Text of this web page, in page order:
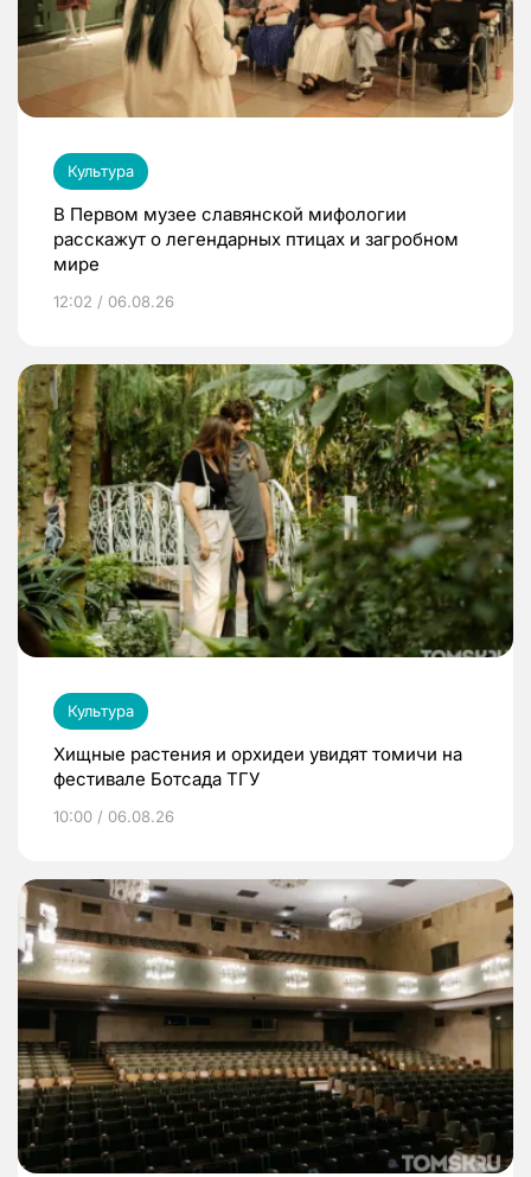
Культура
В Первом музее славянской мифологии
расскажут о легендарных птицах и загробном
мире
12:02 / 06.08.26
Культура
Хищные растения и орхидеи увидят томичи на
фестивале Ботсада ТГУ
10:00 / 06.08.26